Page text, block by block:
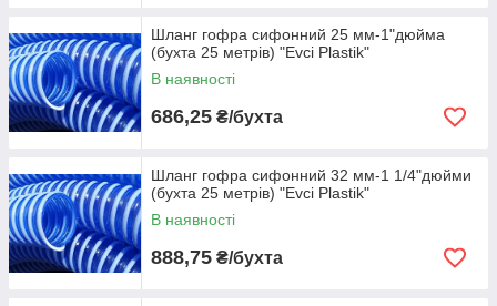
Шланг гофра сифонний 25 мм-1"дюйма
(бухта 25 метрів) "Evci Plastik"
В наявності
686,25 ₴/бухта
Шланг гофра сифонний 32 мм-1 1/4"дюйми
(бухта 25 метрів) "Evci Plastik"
В наявності
888,75 ₴/бухта